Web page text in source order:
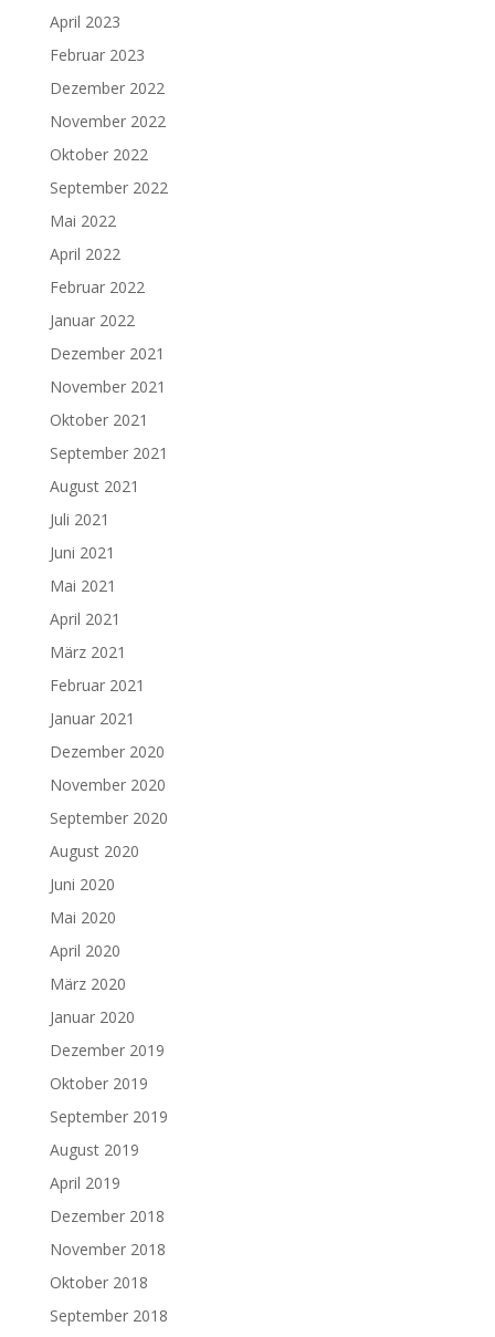
April 2023
Februar 2023
Dezember 2022
November 2022
Oktober 2022
September 2022
Mai 2022
April 2022
Februar 2022
Januar 2022
Dezember 2021
November 2021
Oktober 2021
September 2021
August 2021
Juli 2021
Juni 2021
Mai 2021
April 2021
März 2021
Februar 2021
Januar 2021
Dezember 2020
November 2020
September 2020
August 2020
Juni 2020
Mai 2020
April 2020
März 2020
Januar 2020
Dezember 2019
Oktober 2019
September 2019
August 2019
April 2019
Dezember 2018
November 2018
Oktober 2018
September 2018